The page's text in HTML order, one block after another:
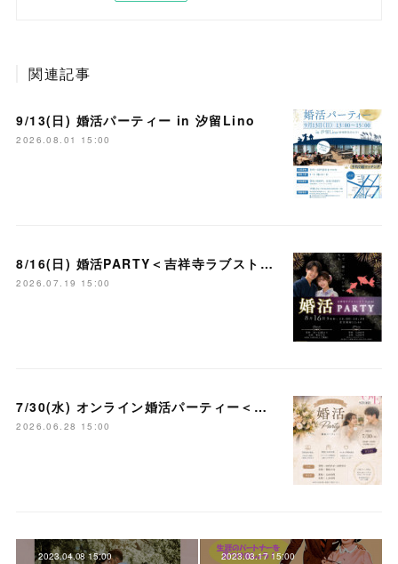
関連記事
9/13(日) 婚活パーティー in 汐留Lino
2026.08.01 15:00
8/16(日) 婚活PARTY＜吉祥寺ラブストーリー＞
2026.07.19 15:00
7/30(水) オンライン婚活パーティー＜大宮ラブストーリー＞
2026.06.28 15:00
2023.04.08 15:00 2023.03.17 15:00